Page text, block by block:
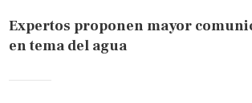
Expertos proponen mayor
en tema del agua